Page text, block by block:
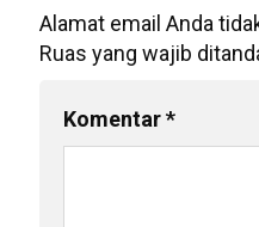
Alamat email Anda
Ruas yang wajib
Komentar*